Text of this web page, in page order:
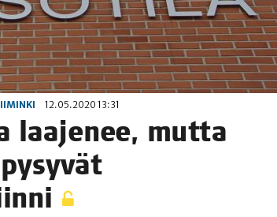
12.05.2020 13:31
laa­je­nee, mut­ta